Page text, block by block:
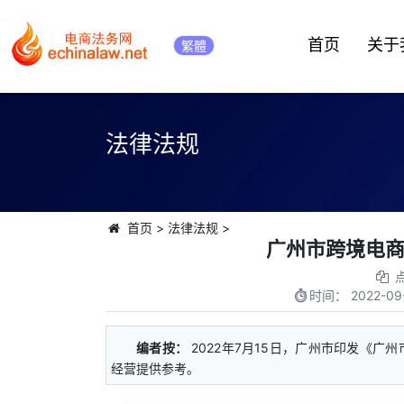
繁體 首页 关于
法律法规
首页 > 法律法规 >
广州市跨境电
时间： 2022-
编者按：
2022年7月15日，广州市印发《广
经营提供参考。